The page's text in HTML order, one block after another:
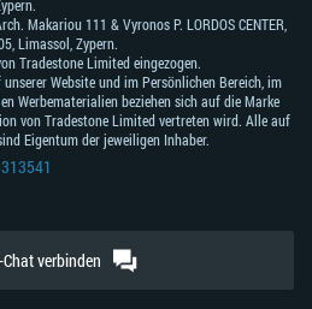
Makariou 111 & Vyronos Р. LORDOS CENTER,
Limassol, Zypern.
Tradestone Limited eingezogen.
Website und im Persönlichen Bereich, im
Werbematerialien beziehen sich auf die Marke
von Tradestone Limited vertreten wird. Alle auf
Eigentum der jeweiligen Inhaber.
verbinden